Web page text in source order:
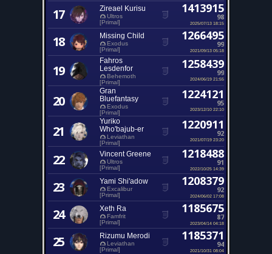
17 Zireael Kurisu
Ultros
[Primal]
1413915
98
2025/07/13 18:15
18 Missing Child
Exodus
[Primal]
1266495
99
2021/09/13 05:18
19
Fahros
Lesdenfor
Behemoth
[Primal]
1258439
99
2024/06/19 21:55
20
Gran
Bluefantasy
Exodus
[Primal]
1224121
95
2023/12/10 22:10
21
Yuriko
Who'bajub-er
Leviathan
[Primal]
1220911
92
2021/07/19 23:20
22 Vincent Greene
Ultros
[Primal]
1218488
91
2022/10/25 14:39
23 Yami Shi'adow
Excalibur
[Primal]
1208379
92
2024/06/02 17:08
24 Xeth Ra
Famfrit
[Primal]
1185675
87
2023/04/14 04:18
25 Rizumu Merodi
Leviathan
[Primal]
1185371
94
2021/10/31 08:04